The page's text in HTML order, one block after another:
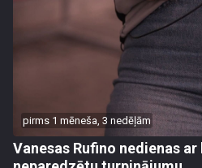
pirms 1 mēneša, 3 nedēļām
Vanesas Rufino nedienas